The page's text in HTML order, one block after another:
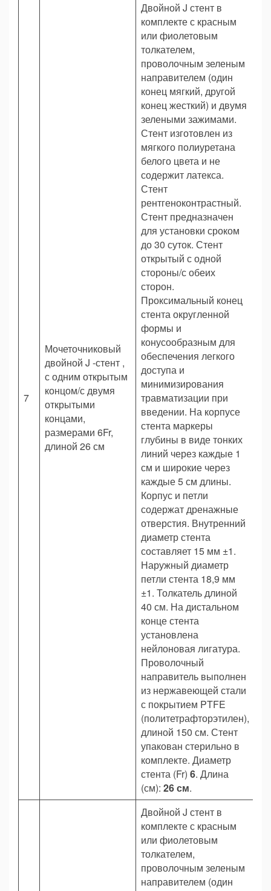
7
Мочеточниковый
двойной J -стент ,
с одним открытым
концом/с двумя
открытыми
концами,
размерами 6Fr,
длиной 26 см
Двойной J стент в
комплекте с красным
или фиолетовым
толкателем,
проволочным зеленым
направителем (один
конец мягкий, другой
конец жесткий) и двумя
зелеными зажимами.
Стент изготовлен из
мягкого полиуретана
белого цвета и не
содержит латекса.
Стент
рентгеноконтрастный.
Стент предназначен
для установки сроком
до 30 суток. Стент
открытый с одной
стороны/с обеих
сторон.
Проксимальный конец
стента округленной
формы и
конусообразным для
обеспечения легкого
доступа и
минимизирования
травматизации при
введении. На корпусе
стента маркеры
глубины в виде тонких
линий через каждые 1
см и широкие через
каждые 5 см длины.
Корпус и петли
содержат дренажные
отверстия. Внутренний
диаметр стента
составляет 15 мм ±1.
Наружный диаметр
петли стента 18,9 мм
±1. Толкатель длиной
40 см. На дистальном
конце стента
установлена
нейлоновая лигатура.
Проволочный
направитель выполнен
из нержавеющей стали
с покрытием PTFE
(политетрафторэтилен),
длиной 150 см. Стент
упакован стерильно в
комплекте. Диаметр
стента (Fr) 6. Длина
(см): 26 см.
Двойной J стент в
комплекте с красным
или фиолетовым
толкателем,
проволочным зеленым
направителем (один